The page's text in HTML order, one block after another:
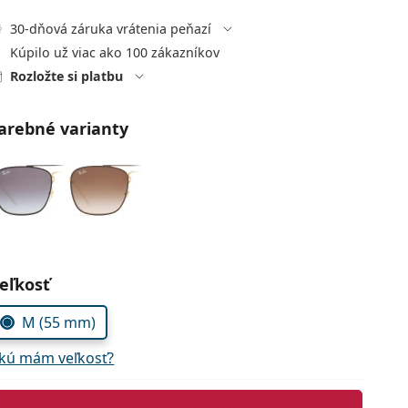
30-dňová záruka vrátenia peňazí
Kúpilo už viac ako 100 zákazníkov
Rozložte si platbu
varianty
parametre
M (55 mm)
mám veľkosť?